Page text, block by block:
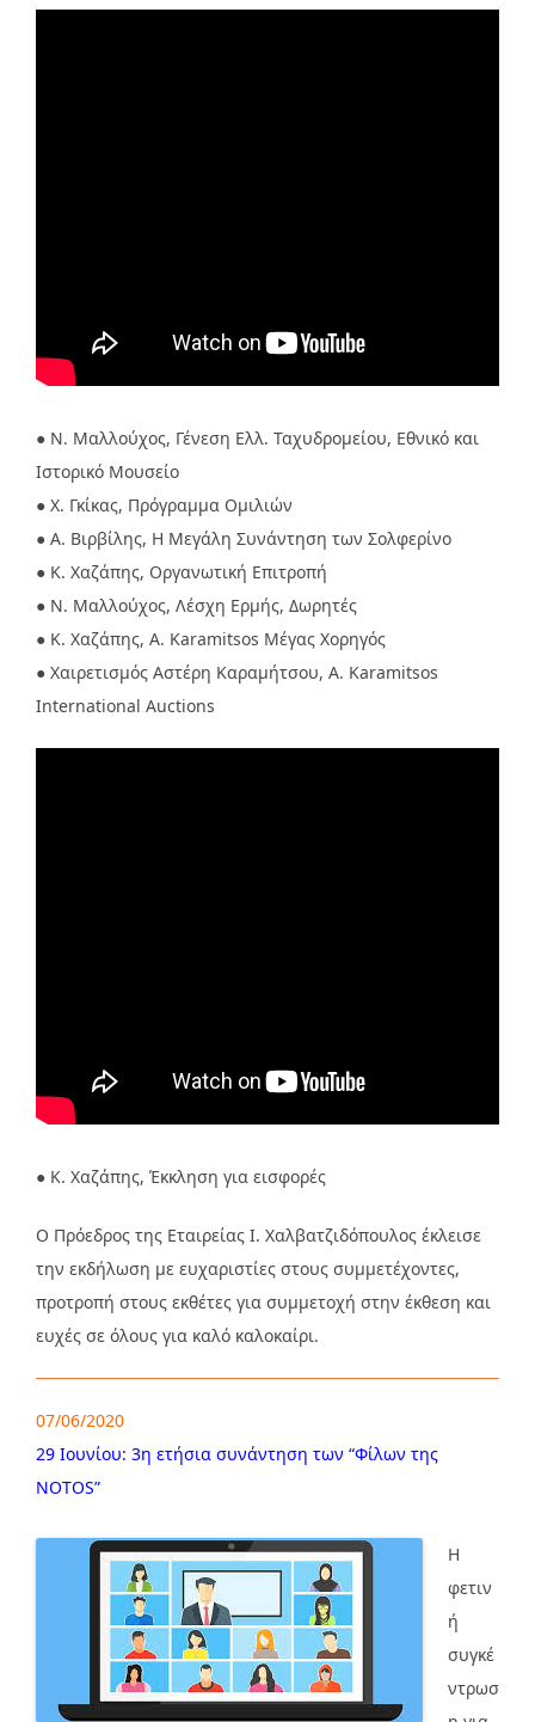
● Ν. Μαλλούχος, Γένεση Ελλ. Ταχυδρομείου, Εθνικό και
Ιστορικό Μουσείο
● Χ. Γκίκας, Πρόγραμμα Ομιλιών
● Α. Βιρβίλης, Η Μεγάλη Συνάντηση των Σολφερίνο
● Κ. Χαζάπης, Οργανωτική Επιτροπή
● Ν. Μαλλούχος, Λέσχη Ερμής, Δωρητές
● Κ. Χαζάπης, A. Karamitsos Μέγας Χορηγός
● Χαιρετισμός Αστέρη Καραμήτσου, A. Karamitsos
International Auctions
● Κ. Χαζάπης, Έκκληση για εισφορές
Ο Πρόεδρος της Εταιρείας Ι. Χαλβατζιδόπουλος έκλεισε
την εκδήλωση με ευχαριστίες στους συμμετέχοντες,
προτροπή στους εκθέτες για συμμετοχή στην έκθεση και
ευχές σε όλους για καλό καλοκαίρι.
07/06/2020
29 Ιουνίου: 3η ετήσια συνάντηση των “Φίλων της
NOTOS”
Η
φετιν
ή
συγκέ
ντρωσ